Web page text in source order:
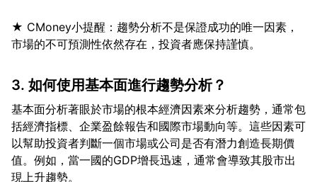
★ CMoney小提醒：趨勢分析不是保證成功的唯一因素，
3. 如何使用基本面進行趨勢分析？
基本面分析著眼於市場的根本經濟因素來分析趨勢，通常包
括經濟指標、企業盈餘報告和國際市場動向等。這些因素可
以幫助投資者判斷一個市場或公司是否有潛力創造長期價
值。例如，當一國的GDP增長迅速，通常會導致其股市出